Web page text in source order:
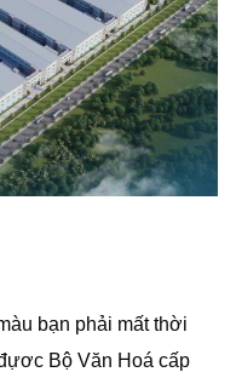
bạn phải mất thời
Bộ Văn Hoá cấp